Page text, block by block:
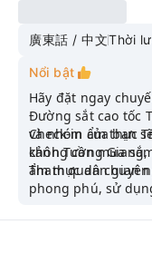
ngày Trương
Fenghuang,
khách sạn
cảnh trọn
Núi Thiên
Nguyên,
Trương Gia
Hoàng, Tử
廣東話 / 中文Thời
Nổi bật
Hãy đặt ngay
Đường sắt cao tốc
và nhóm của bạn
không cần mua
Check-in ẩm thực
cảnh Tương
ẩm thực dân gian
Tham quan
phong phú, sử